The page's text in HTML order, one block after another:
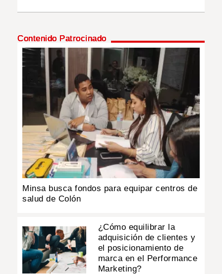
MULTIMEDIA
Contenido Patrocinado
Minsa busca fondos para equipar centros de
salud de Colón
¿Cómo equilibrar la
adquisición de clientes y
el posicionamiento de
marca en el Performance
Marketing?